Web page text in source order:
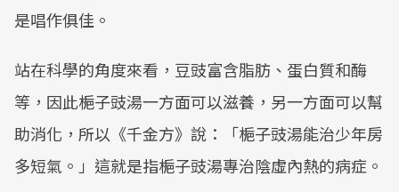
是唱作俱佳。
站在科學的角度來看，豆豉富含脂肪、蛋白質和酶
等，因此梔子豉湯一方面可以滋養，另一方面可以幫
助消化，所以《千金方》說：「梔子豉湯能治少年房
多短氣。」這就是指梔子豉湯專治陰虛內熱的病症。